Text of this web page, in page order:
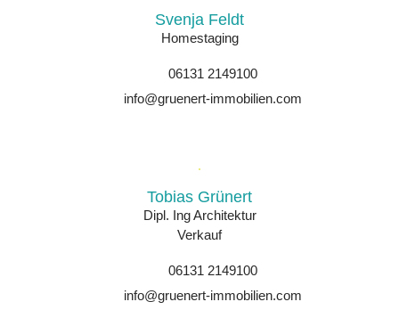
Svenja Feldt
Homestaging
06131 2149100
info@gruenert-immobilien.com
Tobias Grünert
Dipl. Ing Architektur
Verkauf
06131 2149100
info@gruenert-immobilien.com